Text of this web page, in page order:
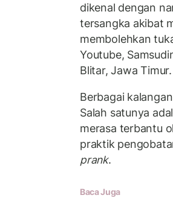
dikenal dengan
tersangka akibat
membolehkan
Youtube,
Blitar, Jawa Timur.
Berbagai
Salah satunya
merasa terbantu
praktik
prank.
Baca Juga